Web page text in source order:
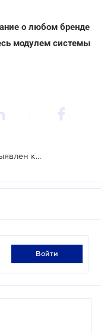
о любом бренде
модулем системы
Как действовать, если у работника выявлен коронавирус - Гоструда
войти